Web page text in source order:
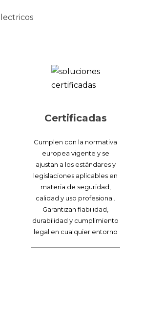
Certificadas
Cumplen con la normativa
europea vigente y se
ajustan a los estándares y
legislaciones aplicables en
materia de seguridad,
calidad y uso profesional.
Garantizan fiabilidad,
durabilidad y cumplimiento
legal en cualquier entorno